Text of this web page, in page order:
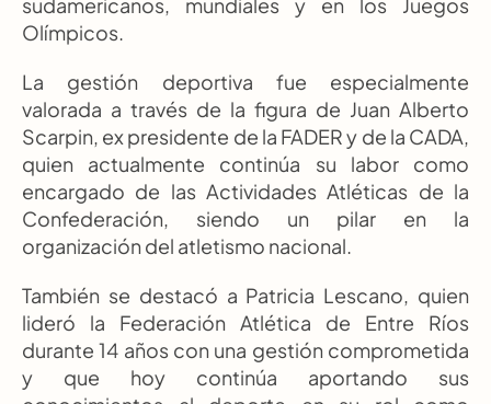
Olímpicos.
La gestión deportiva fue especialmente
valorada a través de la figura de Juan Alberto
Scarpin, ex presidente de la FADER y de la CADA,
quien actualmente continúa su labor como
encargado de las Actividades Atléticas de la
Confederación, siendo un pilar en la
organización del atletismo nacional.
También se destacó a Patricia Lescano, quien
lideró la Federación Atlética de Entre Ríos
durante 14 años con una gestión comprometida
y que hoy continúa aportando sus